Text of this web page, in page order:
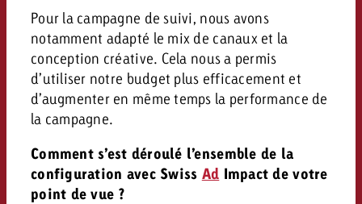
Pour la campagne de suivi, nous avons
notamment adapté le mix de canaux et la
conception créative. Cela nous a permis
d’utiliser notre budget plus efficacement et
d’augmenter en même temps la performance de
la campagne.
Comment s’est déroulé l’ensemble de la
configuration avec Swiss Ad Impact de votre
point de vue ?